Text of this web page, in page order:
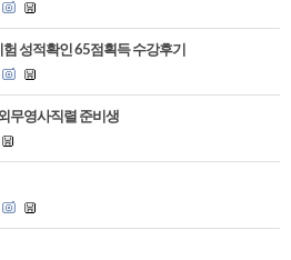
성적확인 65점획득 수강후기
무영사직렬 준비생